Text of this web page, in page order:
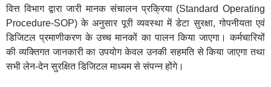
वित्त विभाग द्वारा जारी मानक संचालन प्रक्रिया (Standard Operating
Procedure-SOP) के अनुसार पूरी व्यवस्था में डेटा सुरक्षा, गोपनीयता एवं
डिजिटल प्रमाणीकरण के उच्च मानकों का पालन किया जाएगा। कर्मचारियों
की व्यक्तिगत जानकारी का उपयोग केवल उनकी सहमति से किया जाएगा तथा
सभी लेन-देन सुरक्षित डिजिटल माध्यम से संपन्न होंगे।